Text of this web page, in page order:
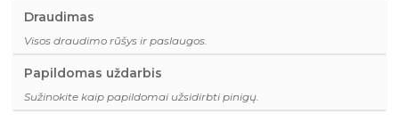
Draudimas
Visos draudimo rūšys ir paslaugos.
Papildomas uždarbis
Sužinokite kaip papildomai užsidirbti pinigų.